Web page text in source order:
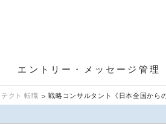
エントリー・メッセージ管理
クト 転職 戦略コンサルタント《日本全国から